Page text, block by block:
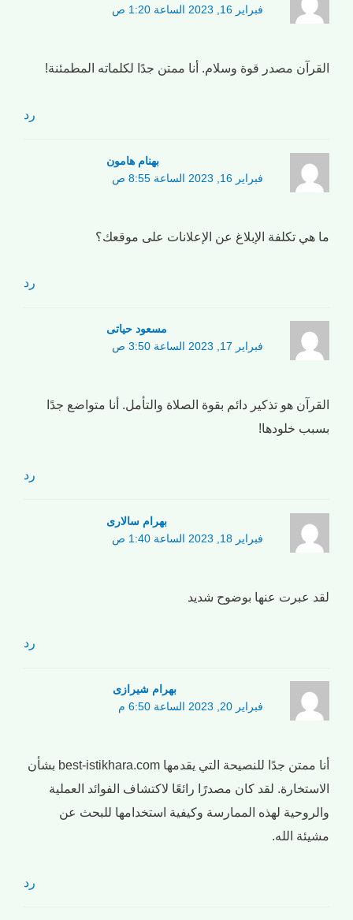
فبراير 16, 2023 الساعة 1:20 ص
القرآن مصدر قوة وسلام. أنا ممتن جدًا لكلماته المطمئنة!
رد
بهنام هامون
فبراير 16, 2023 الساعة 8:55 ص
ما هي تكلفة الإبلاغ عن الإعلانات على موقعك؟
رد
مسعود حیاتی
فبراير 17, 2023 الساعة 3:50 ص
القرآن هو تذكير دائم بقوة الصلاة والتأمل. أنا متواضع جدًا
بسبب خلودها!
رد
بهرام سالاری
فبراير 18, 2023 الساعة 1:40 ص
لقد عبرت عنها بوضوح شديد
رد
بهرام شیرازی
فبراير 20, 2023 الساعة 6:50 م
أنا ممتن جدًا للنصيحة التي يقدمها best-istikhara.com بشأن
الاستخارة. لقد كان مصدرًا رائعًا لاكتشاف الفوائد العملية
والروحية لهذه الممارسة وكيفية استخدامها للبحث عن
مشيئة الله.
رد